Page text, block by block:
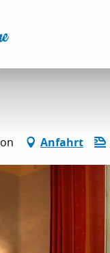
Hotels
Anfahrt